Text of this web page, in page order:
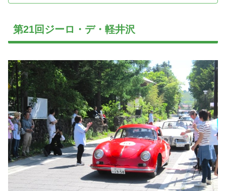
第21回ジーロ・デ・軽井沢